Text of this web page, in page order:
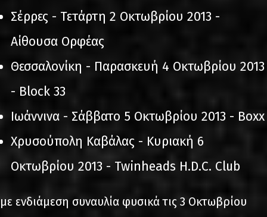
Σέρρες - Τετάρτη 2 Οκτωβρίου 2013 -
Αίθουσα Ορφέας
Θεσσαλονίκη - Παρασκευή 4 Οκτωβρίου 2013
- Block 33
Ιωάννινα - Σάββατο 5 Οκτωβρίου 2013 - Boxx
Χρυσούπολη Καβάλας - Κυριακή 6
Οκτωβρίου 2013 - Twinheads H.D.C. Club
με ενδιάμεση συναυλία φυσικά τις 3 Οκτωβρίου